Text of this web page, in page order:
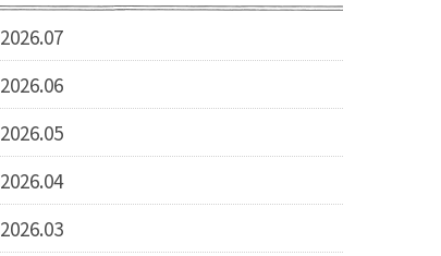
2026.07
2026.06
2026.05
2026.04
2026.03